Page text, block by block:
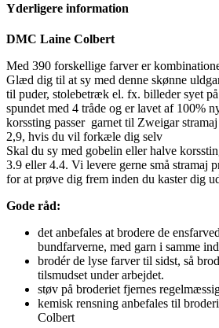
uldgarn
7323
Yderligere information
DMC Laine Colbert
Med 390 forskellige farver er
Glæd dig til at sy med denne skønne
til puder, stolebetræk el. fx. billeder syet
spundet med 4 tråde og er lavet af 100%
korssting passer garnet til Zweigar
2,9, hvis du vil forkæle dig selv
Skal du sy med gobelin eller halve
3.9 eller 4.4. Vi levere gerne små stramaj
for at prøve dig frem inden du kaster dig
Gode råd:
det anbefales at brodere de
bundfarverne, med garn i samme
brodér de lyse farver til sidst, så
tilsmudset under arbejdet.
støv på broderiet fjernes
kemisk rensning anbefales til
Colbert